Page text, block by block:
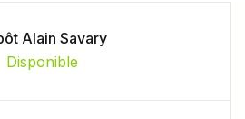
Alain Savary
Disponible